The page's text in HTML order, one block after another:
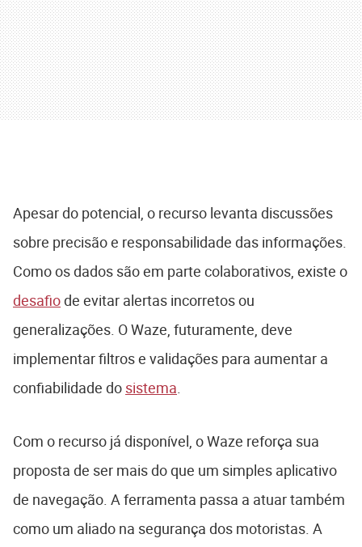
Apesar do potencial, o recurso levanta discussões
sobre precisão e responsabilidade das informações.
Como os dados são em parte colaborativos, existe o
desafiode evitar alertas incorretos ou
generalizações. O Waze, futuramente, deve
implementar filtros e validações para aumentar a
confiabilidade do sistema.
Com o recurso já disponível, o Waze reforça sua
proposta de ser mais do que um simples aplicativo
de navegação. A ferramenta passa a atuar também
como um aliado na segurança dos motoristas. A